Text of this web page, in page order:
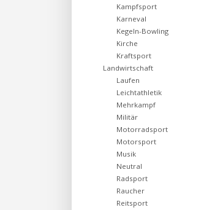
Kampfsport
Karneval
Kegeln-Bowling
Kirche
Kraftsport
Landwirtschaft
Laufen
Leichtathletik
Mehrkampf
Militär
Motorradsport
Motorsport
Musik
Neutral
Radsport
Raucher
Reitsport